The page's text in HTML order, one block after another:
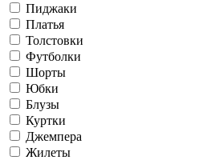
Пиджаки
Платья
Толстовки
Футболки
Шорты
Юбки
Блузы
Куртки
Джемпера
Жилеты